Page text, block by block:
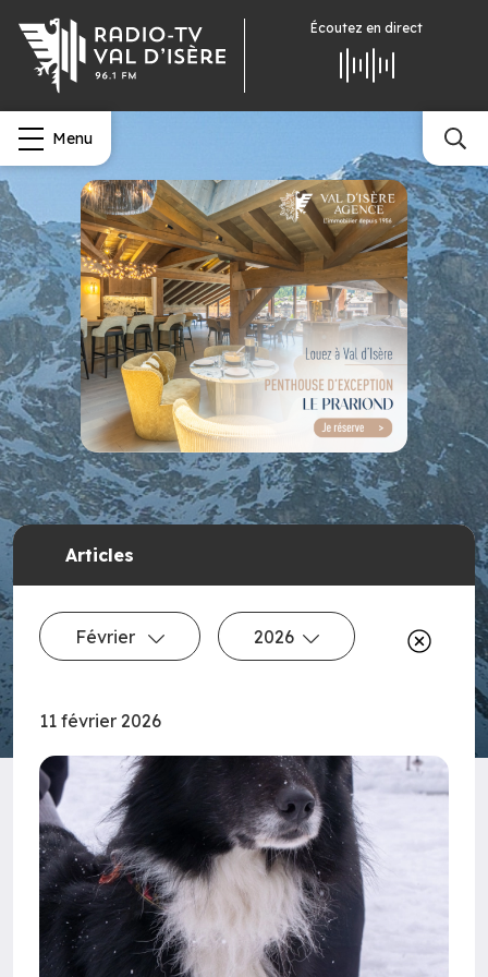
Écoutez en direct
Menu
Articles
Février 2026
11 février 2026